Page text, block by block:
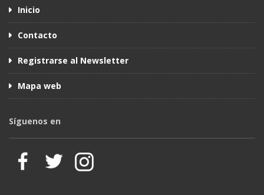
Inicio
Contacto
Registrarse al Newsletter
Mapa web
Síguenos en